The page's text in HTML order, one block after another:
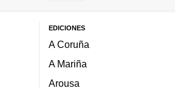
EDICIONES
A Coruña
A Mariña
Arousa